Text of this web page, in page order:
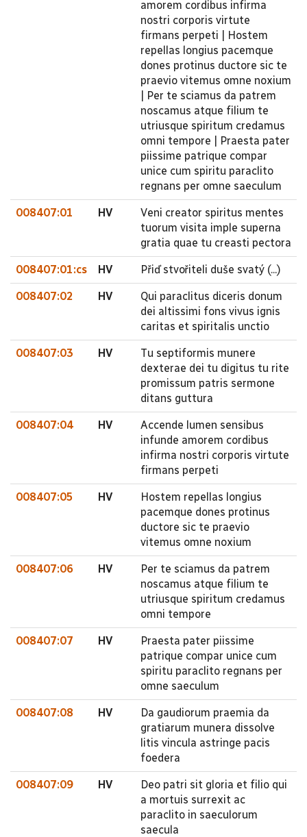
amorem cordibus infirma
nostri corporis virtute
firmans perpeti | Hostem
repellas longius pacemque
dones protinus ductore sic te
praevio vitemus omne noxium
| Per te sciamus da patrem
noscamus atque filium te
utriusque spiritum credamus
omni tempore | Praesta pater
piissime patrique compar
unice cum spiritu paraclito
regnans per omne saeculum
008407:01 HV
Veni creator spiritus mentes
tuorum visita imple superna
gratia quae tu creasti pectora
008407:01:cs HV Přiď stvořiteli duše svatý (...)
008407:02 HV
Qui paraclitus diceris donum
dei altissimi fons vivus ignis
caritas et spiritalis unctio
008407:03 HV
Tu septiformis munere
dexterae dei tu digitus tu rite
promissum patris sermone
ditans guttura
008407:04 HV
Accende lumen sensibus
infunde amorem cordibus
infirma nostri corporis virtute
firmans perpeti
008407:05 HV
Hostem repellas longius
pacemque dones protinus
ductore sic te praevio
vitemus omne noxium
008407:06 HV
Per te sciamus da patrem
noscamus atque filium te
utriusque spiritum credamus
omni tempore
008407:07 HV
Praesta pater piissime
patrique compar unice cum
spiritu paraclito regnans per
omne saeculum
008407:08 HV
Da gaudiorum praemia da
gratiarum munera dissolve
litis vincula astringe pacis
foedera
008407:09 HV
Deo patri sit gloria et filio qui
a mortuis surrexit ac
paraclito in saeculorum
saecula